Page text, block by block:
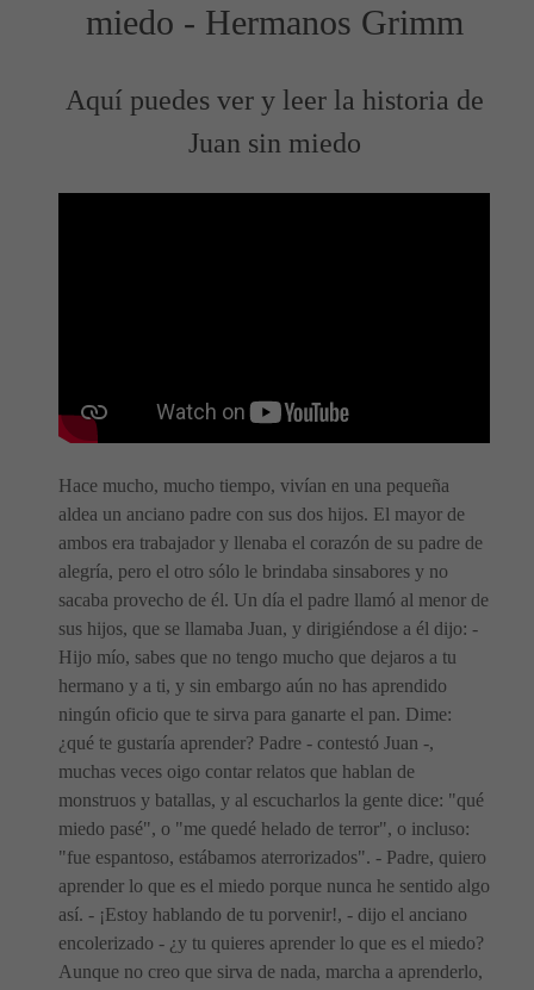
miedo - Hermanos Grimm
Aquí puedes ver y leer la historia de
Juan sin miedo
Hace mucho, mucho tiempo, vivían en una pequeña
aldea un anciano padre con sus dos hijos. El mayor de
ambos era trabajador y llenaba el corazón de su padre de
alegría, pero el otro sólo le brindaba sinsabores y no
sacaba provecho de él. Un día el padre llamó al menor de
sus hijos, que se llamaba Juan, y dirigiéndose a él dijo: -
Hijo mío, sabes que no tengo mucho que dejaros a tu
hermano y a ti, y sin embargo aún no has aprendido
ningún oficio que te sirva para ganarte el pan. Dime:
¿qué te gustaría aprender? Padre - contestó Juan -,
muchas veces oigo contar relatos que hablan de
monstruos y batallas, y al escucharlos la gente dice: "qué
miedo pasé", o "me quedé helado de terror", o incluso:
"fue espantoso, estábamos aterrorizados". - Padre, quiero
aprender lo que es el miedo porque nunca he sentido algo
así. - ¡Estoy hablando de tu porvenir!, - dijo el anciano
encolerizado - ¿y tu quieres aprender lo que es el miedo?
Aunque no creo que sirva de nada, marcha a aprenderlo,